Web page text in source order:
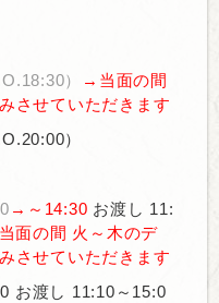
）
→当面の間
させていただきます
）
→～14:30 お渡し 11:
面の間 火～木のデ
させていただきます
お渡し 11:10～15:0